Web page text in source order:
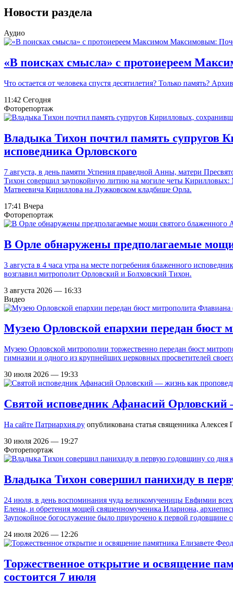
Новости раздела
Аудио
«В поисках смысла» с протоиереем
Что остается от человека спустя десятилетия? Только память?
11:42 Сегодня
Фоторепортаж
Владыка Тихон почтил память супругов
исповедника Орловского
7 августа, в день памяти Успения праведной Анны, матери
Тихон совершил заупокойную литию на могиле четы
Матвеевича Кириллова на Лужковском кладбище Орла.
17:41 Вчера
Фоторепортаж
В Орле обнаружены предполагаемые
3 августа в 4 часа утра на месте погребения блаженного
возглавил митрополит Орловский и Болховский Тихон.
3 августа 2026 — 16:33
Видео
Музею Орловской епархии передан бюст
Музею Орловской митрополии торжественно передан бюст
гимназии и одного из крупнейших церковных просветителей
30 июля 2026 — 19:33
Святой исповедник Афанасий
На сайте Патриархия.ру опубликована статья священника
30 июля 2026 — 19:27
Фоторепортаж
Владыка Тихон совершил панихиду в
24 июля, в день воспоминания чуда великомученицы Евфимии
Елены, и обретения мощей священномученика Илариона,
Заупокойное богослужение было приурочено к первой годовщине
24 июля 2026 — 12:26
Торжественное открытие и освящение
состоится 7 июля